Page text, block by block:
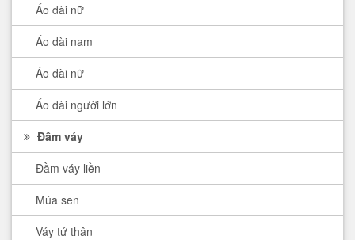
Áo dài nữ
Áo dài nam
Áo dài nữ
Áo dài người lớn
Đầm váy
Đầm váy liền
Múa sen
Váy tứ thân